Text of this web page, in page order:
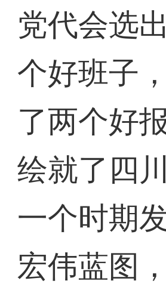
党代会选
个好班子
了两个好
绘就了四
一个时期
宏伟蓝图